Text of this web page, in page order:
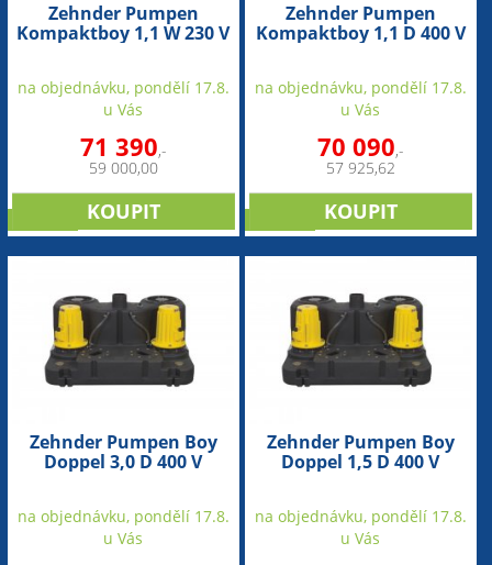
Zehnder Pumpen
Kompaktboy 1,1 W 230 V
na objednávku, pondělí 17.8.
u Vás
71 390,-
59 000,00
Zehnder Pumpen
Kompaktboy 1,1 D 400 V
na objednávku, pondělí 17.8.
u Vás
70 090,-
57 925,62
Zehnder Pumpen Boy
Doppel 3,0 D 400 V
na objednávku, pondělí 17.8.
u Vás
Zehnder Pumpen Boy
Doppel 1,5 D 400 V
na objednávku, pondělí 17.8.
u Vás